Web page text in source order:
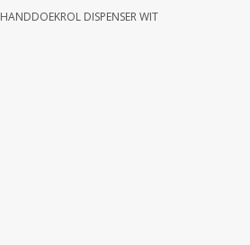
HANDDOEKROL DISPENSER WIT